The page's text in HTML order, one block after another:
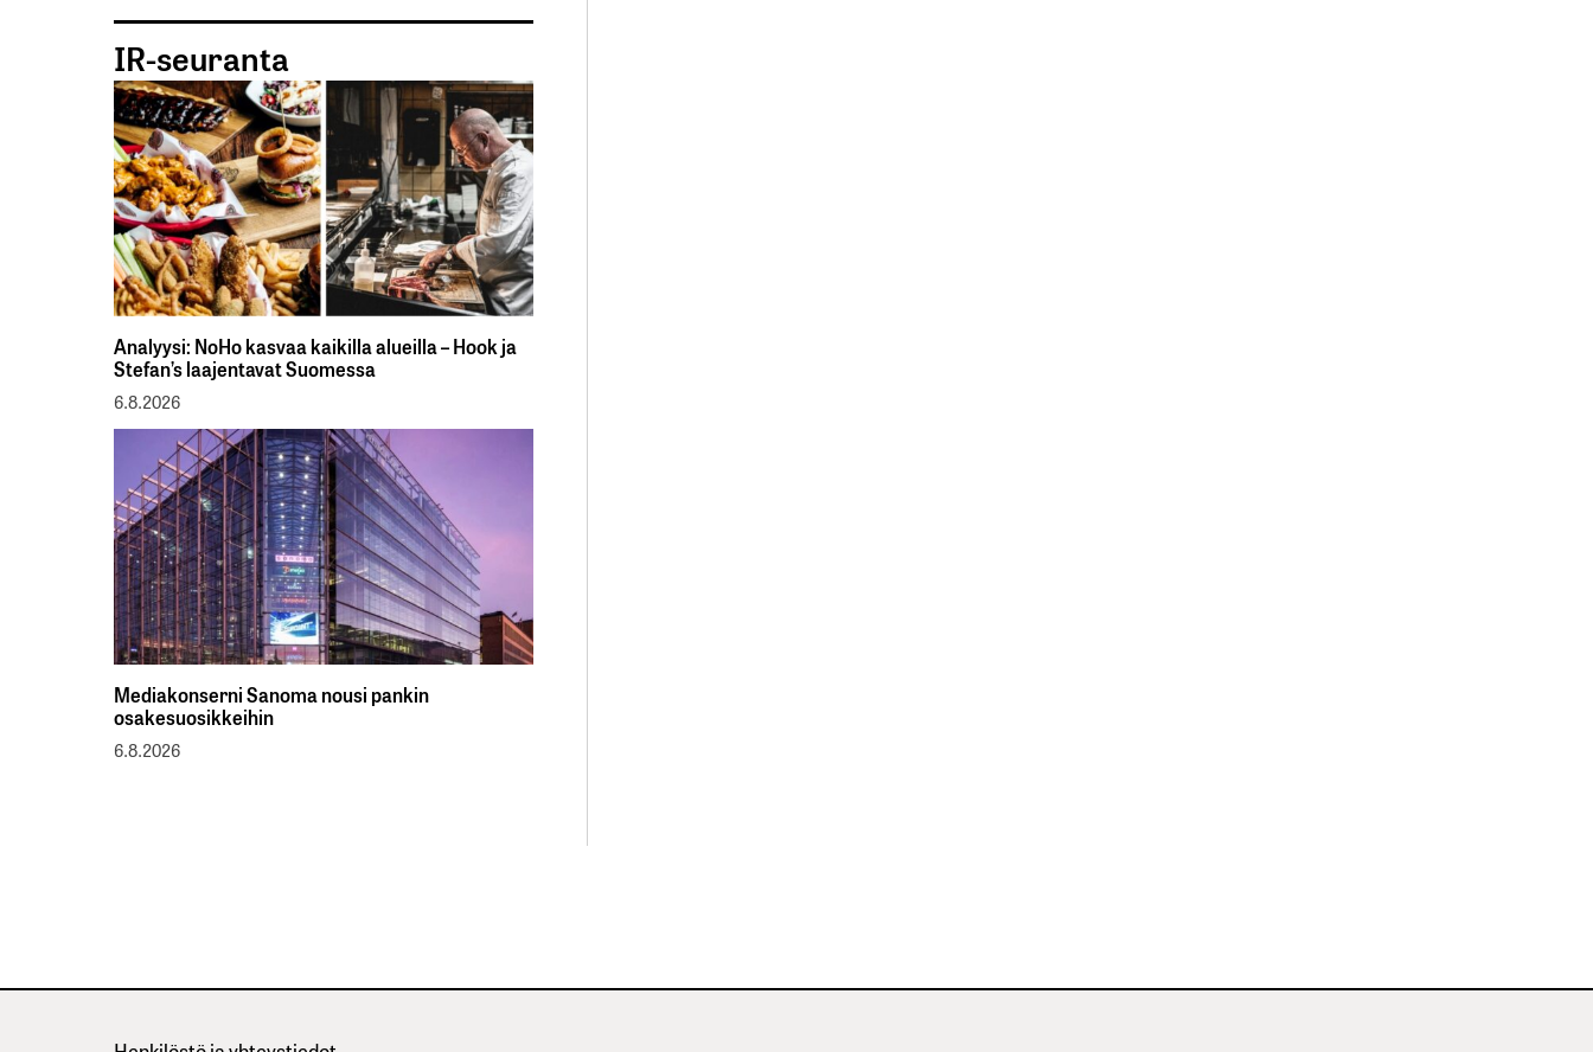
IR-seuranta
Analyysi: NoHo kasvaa kaikilla alueilla – Hook ja
Stefan’s laajentavat Suomessa
6.8.2026
Mediakonserni Sanoma nousi pankin
osakesuosikkeihin
6.8.2026